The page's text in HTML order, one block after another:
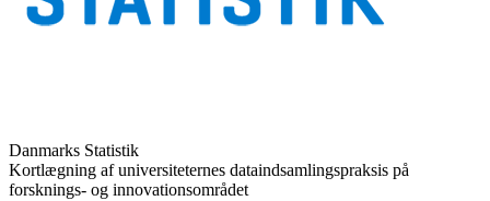
Danmarks Statistik
Kortlægning af universiteternes dataindsamlingspraksis på
forsknings- og innovationsområdet